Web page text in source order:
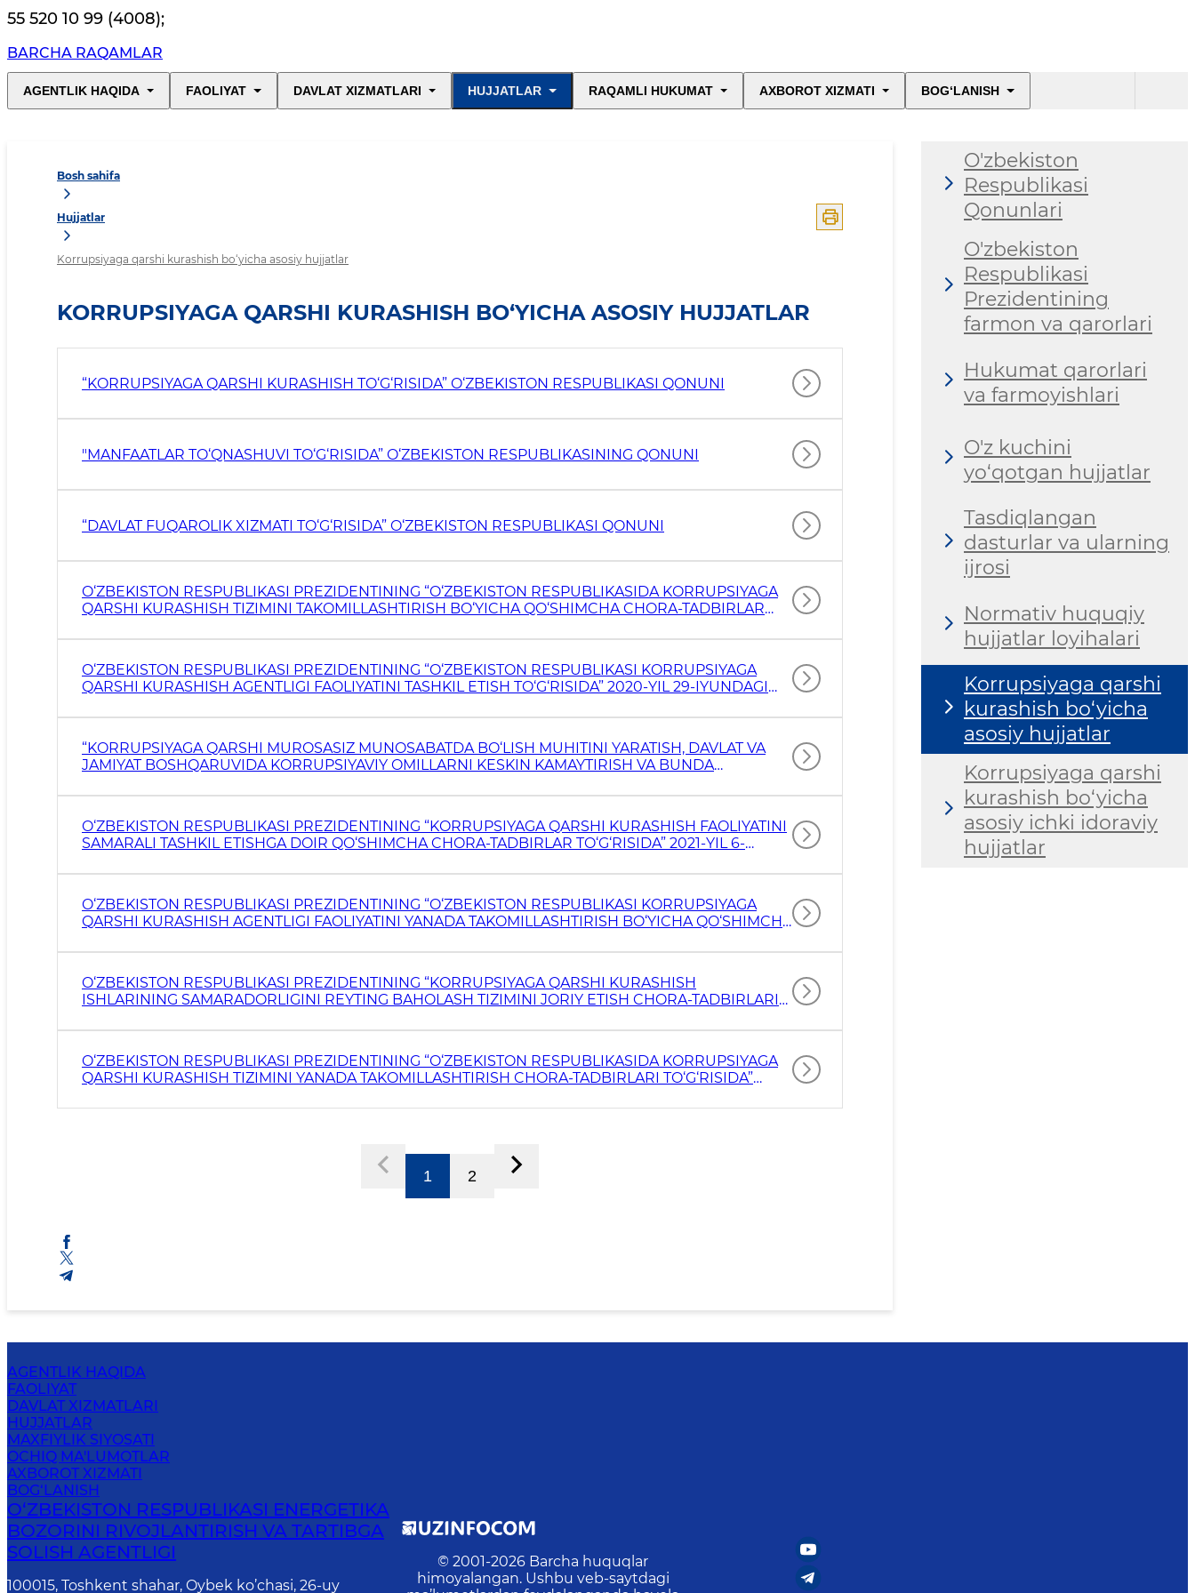
55 520 10 99 (4008);
BARCHA RAQAMLAR
AGENTLIK HAQIDA FAOLIYAT DAVLAT XIZMATLARI HUJJATLAR RAQAMLI HUKUMAT AXBOROT XIZMATI BOG‘LANISH
Bosh sahifa
Hujjatlar
Korrupsiyaga qarshi kurashish bo‘yicha asosiy hujjatlar
KORRUPSIYAGA QARSHI KURASHISH BO‘YICHA ASOSIY HUJJATLAR
“KORRUPSIYAGA QARSHI KURASHISH TO‘G‘RISIDA” O‘ZBEKISTON RESPUBLIKASI QONUNI
"MANFAATLAR TO‘QNASHUVI TO‘G‘RISIDA” O‘ZBEKISTON RESPUBLIKASINING QONUNI
“DAVLAT FUQAROLIK XIZMATI TO‘G‘RISIDA” O‘ZBEKISTON RESPUBLIKASI QONUNI
O‘ZBEKISTON RESPUBLIKASI PREZIDENTINING “O‘ZBEKISTON RESPUBLIKASIDA KORRUPSIYAGA
QARSHI KURASHISH TIZIMINI TAKOMILLASHTIRISH BO‘YICHA QO‘SHIMCHA CHORA-TADBIRLAR
O‘ZBEKISTON RESPUBLIKASI PREZIDENTINING “O‘ZBEKISTON RESPUBLIKASI KORRUPSIYAGA
QARSHI KURASHISH AGENTLIGI FAOLIYATINI TASHKIL ETISH TO‘G‘RISIDA” 2020-YIL 29-IYUNDAGI
“KORRUPSIYAGA QARSHI MUROSASIZ MUNOSABATDA BO‘LISH MUHITINI YARATISH, DAVLAT VA
JAMIYAT BOSHQARUVIDA KORRUPSIYAVIY OMILLARNI KESKIN KAMAYTIRISH VA BUNDA
FARMON
O‘ZBEKISTON RESPUBLIKASI PREZIDENTINING “KORRUPSIYAGA QARSHI KURASHISH FAOLIYATINI
SAMARALI TASHKIL ETISHGA DOIR QO‘SHIMCHA CHORA-TADBIRLAR TO‘G‘RISIDA” 2021-YIL 6-
O‘ZBEKISTON RESPUBLIKASI PREZIDENTINING “O‘ZBEKISTON RESPUBLIKASI KORRUPSIYAGA
QARSHI KURASHISH AGENTLIGI FAOLIYATINI YANADA TAKOMILLASHTIRISH BO‘YICHA QO‘SHIMCHA
O‘ZBEKISTON RESPUBLIKASI PREZIDENTINING “KORRUPSIYAGA QARSHI KURASHISH
ISHLARINING SAMARADORLIGINI REYTING BAHOLASH TIZIMINI JORIY ETISH CHORA-TADBIRLARI
O‘ZBEKISTON RESPUBLIKASI PREZIDENTINING “O‘ZBEKISTON RESPUBLIKASIDA KORRUPSIYAGA
QARSHI KURASHISH TIZIMINI YANADA TAKOMILLASHTIRISH CHORA-TADBIRLARI TO‘G‘RISIDA”
1 2
O'zbekiston
Respublikasi
Qonunlari
O'zbekiston
Respublikasi
Prezidentining
farmon va qarorlari
Hukumat qarorlari
va farmoyishlari
O'z kuchini
yo‘qotgan hujjatlar
Tasdiqlangan
dasturlar va ularning
ijrosi
Normativ huquqiy
hujjatlar loyihalari
Korrupsiyaga qarshi
kurashish bo‘yicha
asosiy hujjatlar
Korrupsiyaga qarshi
kurashish bo‘yicha
asosiy ichki idoraviy
hujjatlar
AGENTLIK HAQIDA
FAOLIYAT
DAVLAT XIZMATLARI
HUJJATLAR
MAXFIYLIK SIYOSATI
OCHIQ MA'LUMOTLAR
AXBOROT XIZMATI
BOG‘LANISH
O‘ZBEKISTON RESPUBLIKASI ENERGETIKA
BOZORINI RIVOJLANTIRISH VA TARTIBGA
SOLISH AGENTLIGI
100015, Toshkent shahar, Oybek ko’chasi, 26-uy
© 2001-2026 Barcha huquqlar
himoyalangan. Ushbu veb-saytdagi